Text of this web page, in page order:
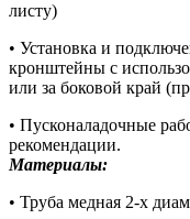
листу)
• Установка и
кронштейны с
или за боковой край
• Пусконаладочные
рекомендации.
Материалы:
• Труба медная 2-х